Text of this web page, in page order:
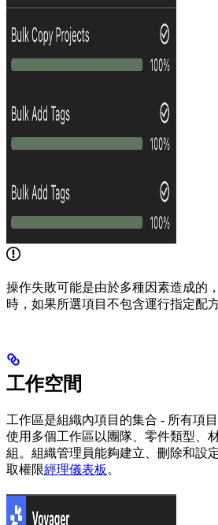
操作失敗可能是由於多種因素造成的
時，如果所選項目不包含運行指定配
工作空間
工作區是組織內項目的集合 - 所有項
使用多個工作區以團隊、零件類型、
組。組織管理員能夠建立、刪除和設
取權限經理儀表板 。